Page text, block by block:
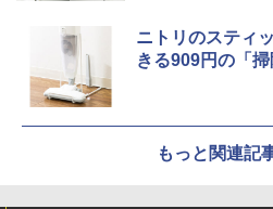
ニトリのスティ
きる909円の「掃
もっと関連記